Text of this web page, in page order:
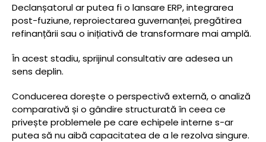
Declanșatorul ar putea fi o lansare ERP, integrarea
post-fuziune, reproiectarea guvernanței, pregătirea
refinanțării sau o inițiativă de transformare mai amplă.
În acest stadiu, sprijinul consultativ are adesea un
sens deplin.
Conducerea dorește o perspectivă externă, o analiză
comparativă și o gândire structurată în ceea ce
privește problemele pe care echipele interne s-ar
putea să nu aibă capacitatea de a le rezolva singure.